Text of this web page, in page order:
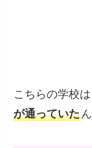
こちらの学校
が通っていた